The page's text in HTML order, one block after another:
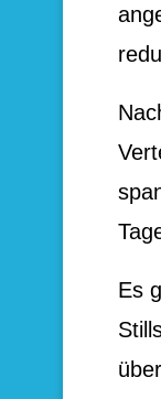
Es